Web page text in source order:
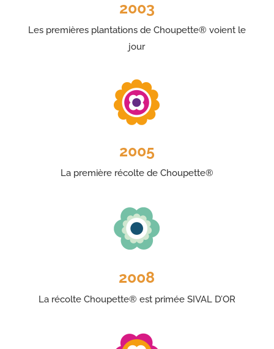
2003
Les premières plantations de Choupette® voient le
jour
2005
La première récolte de Choupette®
2008
La récolte Choupette® est primée SIVAL D’OR